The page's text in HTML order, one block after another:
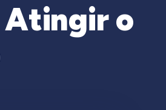
Atingir o